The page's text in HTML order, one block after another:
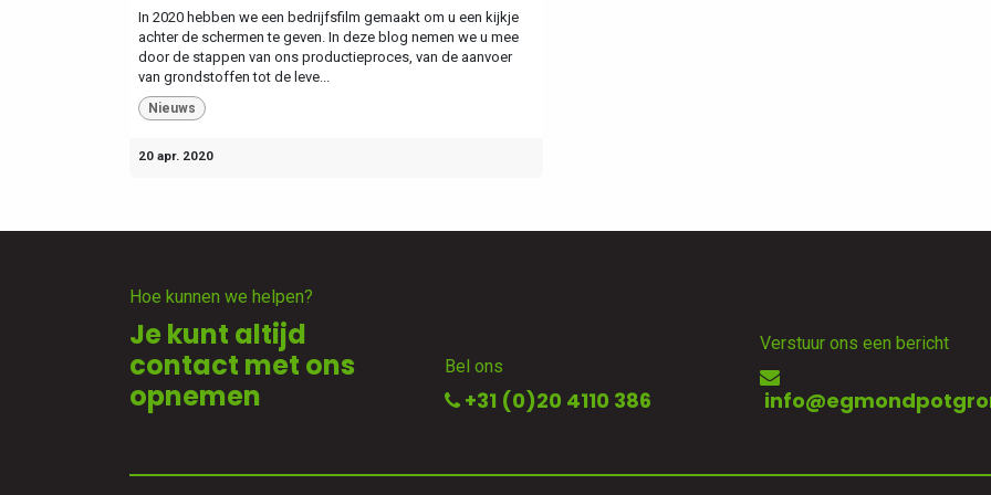
In 2020 hebben we een bedrijfsfilm gemaakt om u een kijkje
achter de schermen te geven. In deze blog nemen we u mee
door de stappen van ons productieproces, van de aanvoer
van grondstoffen tot de leve...
Nieuws
20 apr. 2020
Hoe kunnen we helpen?
Je kunt altijd
contact met ons
opnemen
Bel ons
+31 (0)20 4110 386
Verstuur ons een bericht